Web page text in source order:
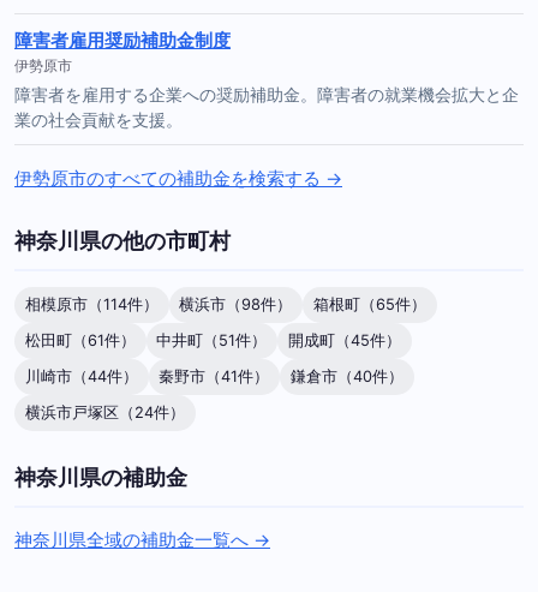
障害者雇用奨励補助金制度
伊勢原市
障害者を雇用する企業への奨励補助金。障害者の就業機会拡大と企
業の社会貢献を支援。
伊勢原市のすべての補助金を検索する →
神奈川県の他の市町村
相模原市（114件） 横浜市（98件）
箱根町（65件）
松田町（61件）
中井町（51件）
開成町（45件）
川崎市（44件）
秦野市（41件）
鎌倉市（40件）
横浜市戸塚区（24件）
神奈川県の補助金
神奈川県全域の補助金一覧へ →